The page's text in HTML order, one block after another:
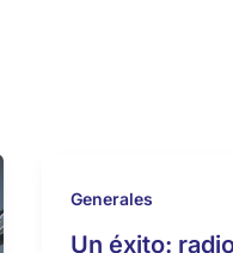
Generales
Un éxito: